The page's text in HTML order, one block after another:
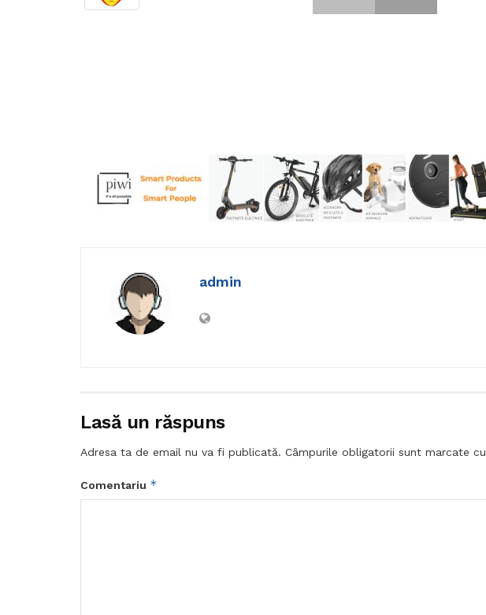
admin
Lasă un răspuns
Adresa ta de email nu va fi publicată. Câmpurile obligatorii sunt marcate cu
Comentariu *